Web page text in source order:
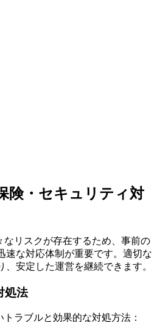
険・セキュリティ対
なリスクが存在するため、事前の
速な対応体制が重要です。適切な
、安定した運営を継続できます。
処法
ラブルと効果的な対処方法：